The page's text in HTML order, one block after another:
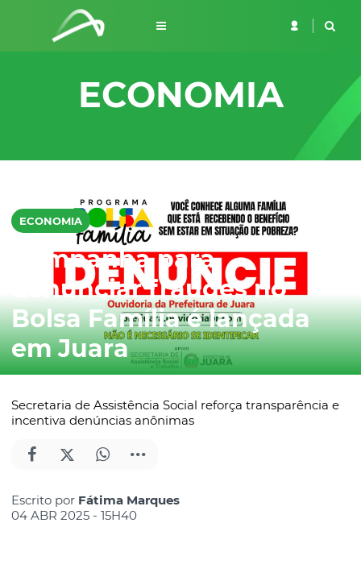
ECONOMIA
ECONOMIA
Campanha para
denunciar fraudes no
Bolsa Família é lançada
em Juara
Secretaria de Assistência Social reforça transparência e
incentiva denúncias anônimas
Escrito por Fátima Marques
04 ABR 2025 - 15H40